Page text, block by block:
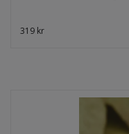
319 kr